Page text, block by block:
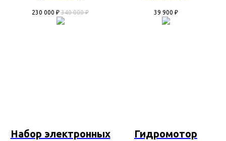
230 000 ₽ 340 000 ₽ 39 900 ₽
Набор электронных
Гидромотор